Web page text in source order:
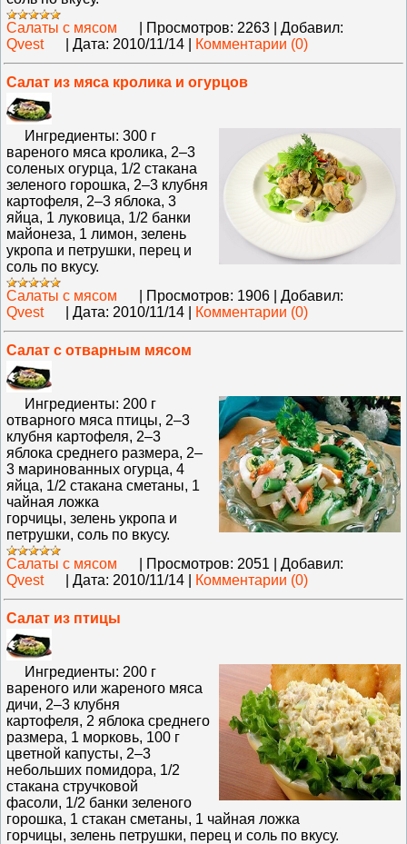
Салаты с мясом
Просмотров: 2263
Добавил:
Qvest
Дата: 2010/11/14 Комментарии (0)
Салат из мяса кролика и огурцов
Ингредиенты: 300 г
вареного мяса кролика, 2–3
соленых огурца, 1/2 стакана
зеленого горошка, 2–3 клубня
картофеля, 2–3 яблока, 3
яйца, 1 луковица, 1/2 банки
майонеза, 1 лимон, зелень
укропа и петрушки, перец и
соль по вкусу.
Салаты с мясом
Просмотров: 1906
Добавил:
Qvest
Дата: 2010/11/14 Комментарии (0)
Салат с отварным мясом
Ингредиенты: 200 г
отварного мяса птицы, 2–3
клубня картофеля, 2–3
яблока среднего размера, 2–
3 маринованных огурца, 4
яйца, 1/2 стакана сметаны, 1
чайная ложка
горчицы, зелень укропа и
петрушки, соль по вкусу.
Салаты с мясом
Просмотров: 2051
Добавил:
Qvest
Дата: 2010/11/14 Комментарии (0)
Салат из птицы
Ингредиенты: 200 г
вареного или жареного мяса
дичи, 2–3 клубня
картофеля, 2 яблока среднего
размера, 1 морковь, 100 г
цветной капусты, 2–3
небольших помидора, 1/2
стакана стручковой
фасоли, 1/2 банки зеленого
горошка, 1 стакан сметаны, 1 чайная ложка
горчицы, зелень петрушки, перец и соль по вкусу.